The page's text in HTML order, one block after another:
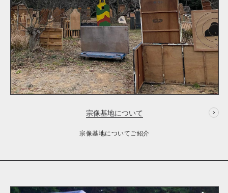
宗像基地について
宗像基地についてご紹介